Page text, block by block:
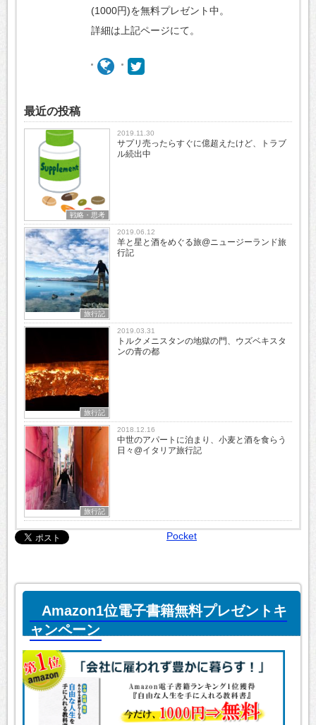
(1000円)を無料プレゼント中。
詳細は上記ページにて。
最近の投稿
戦略・思考
2019.11.30
サプリ売ったらすぐに億超えたけど、トラブ
ル続出中
旅行記
2019.06.12
羊と星と酒をめぐる旅@ニュージーランド旅
行記
旅行記
2019.03.31
トルクメニスタンの地獄の門、ウズベキスタ
ンの青の都
旅行記
2018.12.16
中世のアパートに泊まり、小麦と酒を食らう
日々@イタリア旅行記
Pocket
Amazon1位電子書籍無料プレゼントキ
ャンペーン